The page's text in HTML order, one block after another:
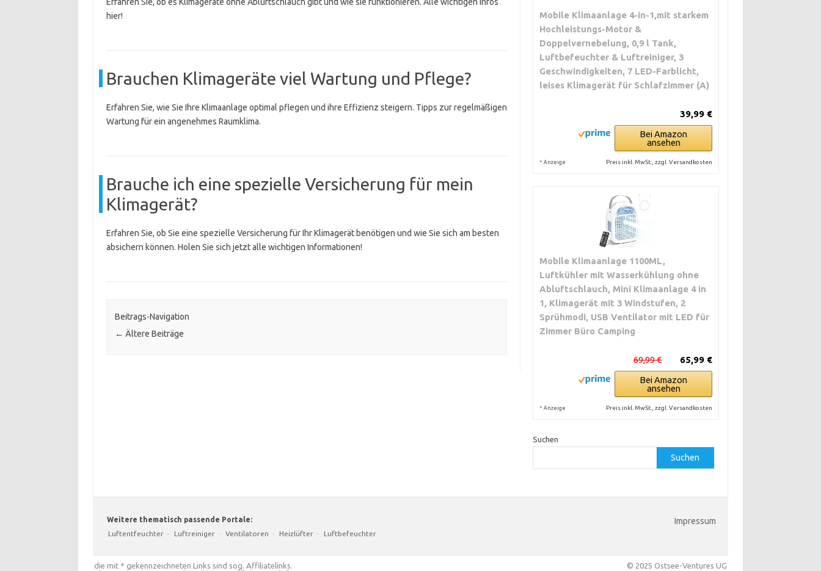
hier!
Brauchen Klimageräte viel Wartung und Pflege?
Erfahren Sie, wie Sie Ihre Klimaanlage optimal pflegen und ihre Effizienz steigern. Tipps zur regelmäßigen
Wartung für ein angenehmes Raumklima.
Brauche ich eine spezielle Versicherung für mein
Klimagerät?
Erfahren Sie, ob Sie eine spezielle Versicherung für Ihr Klimagerät benötigen und wie Sie sich am besten
absichern können. Holen Sie sich jetzt alle wichtigen Informationen!
Beitrags-Navigation
← Ältere Beiträge
Mobile Klimaanlage 4-in-1,mit starkem
Hochleistungs-Motor &
Doppelvernebelung, 0,9 l Tank,
Luftbefeuchter & Luftreiniger, 3
Geschwindigkeiten, 7 LED-Farblicht,
leises Klimagerät für Schlafzimmer (A)
39,99 €
Bei Amazon
ansehen
* Anzeige Preis inkl. MwSt., zzgl. Versandkosten
Mobile Klimaanlage 1100ML,
Luftkühler mit Wasserkühlung ohne
Abluftschlauch, Mini Klimaanlage 4 in
1, Klimagerät mit 3 Windstufen, 2
Sprühmodi, USB Ventilator mit LED für
Zimmer Büro Camping
65,99 €
69,99 €
Bei Amazon
ansehen
* Anzeige Preis inkl. MwSt., zzgl. Versandkosten
Suchen
Suchen
Weitere thematisch passende Portale:
Luftentfeuchter · Luftreiniger · Ventilatoren · Heizlüfter · Luftbefeuchter
Impressum
die mit * gekennzeichneten Links sind sog. Affiliatelinks.
© 2025 Ostsee-Ventures UG